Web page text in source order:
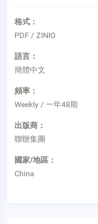
格式：
PDF / ZINIO
語言：
簡體中文
頻率：
Weekly / 一年48期
出版商：
聯辦集團
國家/地區：
China